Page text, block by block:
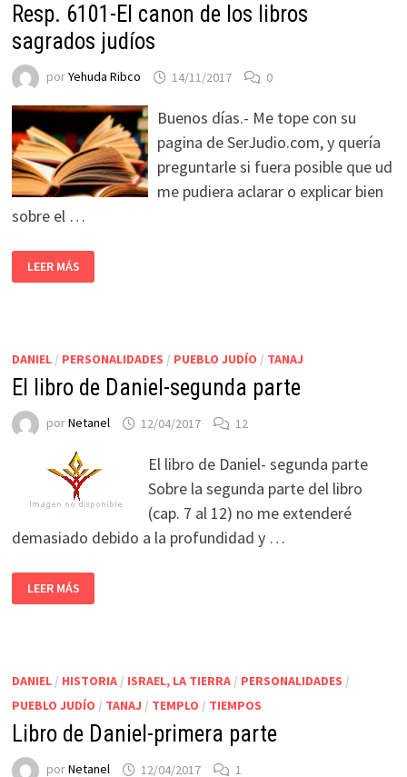
Resp. 6101-El canon de los libros
sagrados judíos
porYehuda Ribco 14/11/2017 0
Buenos días.- Me tope con su
pagina de SerJudio.com, y quería
preguntarle si fuera posible que ud
me pudiera aclarar o explicar bien
sobre el …
LEER MÁS
DANIEL/ PERSONALIDADES / PUEBLO JUDÍO / TANAJ
El libro de Daniel-segunda parte
porNetanel 12/04/2017 12
El libro de Daniel- segunda parte
Sobre la segunda parte del libro
(cap. 7 al 12) no me extenderé
demasiado debido a la profundidad y …
LEER MÁS
DANIEL/ HISTORIA/ ISRAEL, LA TIERRA/ PERSONALIDADES /
PUEBLO JUDÍO / TANAJ / TEMPLO / TIEMPOS
Libro de Daniel-primera parte
porNetanel 12/04/2017 1